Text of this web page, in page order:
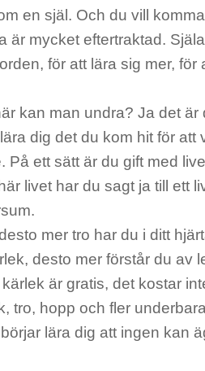
en själ. Och du vill
är mycket eftertraktad.
för att lära sig mer, för
kan man undra? Ja det är
dig det du kom hit för
På ett sätt är du gift med
livet har du sagt ja till ett
mer tro har du i ditt
desto mer förstår du av
är gratis, det kostar
tro, hopp och fler
lära dig att ingen kan